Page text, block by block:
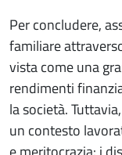
Per concludere,
familiare
vista come una
rendimenti
la società.
un contesto